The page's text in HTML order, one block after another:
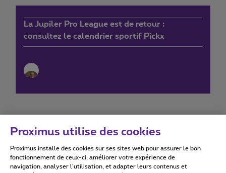
La Jupiler Pro League est de retour :
consultez le calendrier sportif Pickx
Conditions d'utilisation Accessibility statement
Proximus utilise des cookies
Proximus installe des cookies sur ses sites web pour assurer le bon
fonctionnement de ceux-ci, améliorer votre expérience de
navigation, analyser l’utilisation, et adapter leurs contenus et